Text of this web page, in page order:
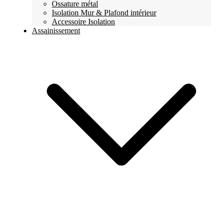
Ossature métal
Isolation Mur & Plafond intérieur
Accessoire Isolation
Assainissement